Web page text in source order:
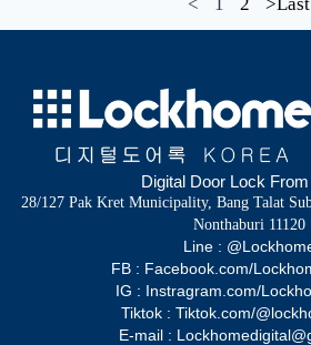
Digital Door Lock
28/127 Pak Kret Municipality, Bang Talat
Nonthaburi 11120
Line :
FB : Facebook.com/
IG : Instragram.com/
Tiktok : Tiktok.com/
E-mail :